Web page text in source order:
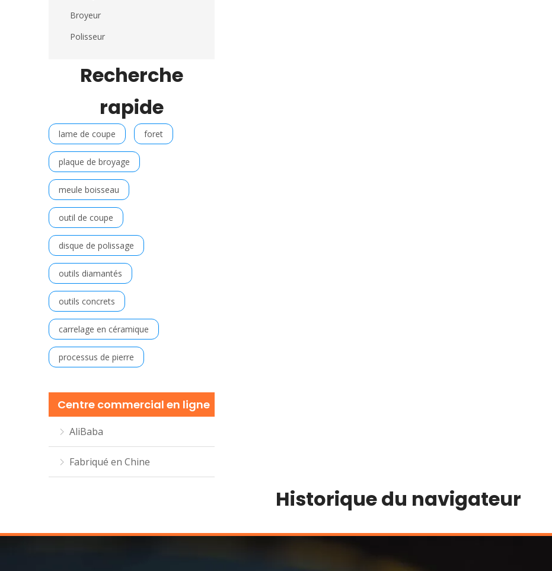
Broyeur
Polisseur
Recherche
rapide
lame de coupe foret
plaque de broyage
meule boisseau
outil de coupe
disque de polissage
outils diamantés
outils concrets
carrelage en céramique
processus de pierre
Centre commercial en ligne
AliBaba
Fabriqué en Chine
Historique du navigateur